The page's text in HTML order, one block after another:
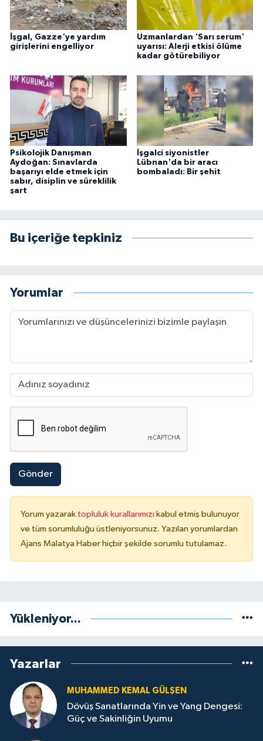
İşgal, Gazze'ye yardım
girişlerini engelliyor
Uzmanlardan 'Sarı serum'
uyarısı: Alerji etkisi ölüme
kadar götürebiliyor
Psikolojik Danışman
Aydoğan: Sınavlarda
başarıyı elde etmek için
sabır, disiplin ve süreklilik
şart
İşgalci siyonistler
Lübnan'da bir aracı
bombaladı: Bir şehit
Bu içeriğe tepkiniz
Yorumlar
Gönder
Yorum yazarak topluluk kurallarımızı kabul etmiş bulunuyor
ve tüm sorumluluğu üstleniyorsunuz. Yazılan yorumlardan
Ajans Malatya Haber hiçbir şekilde sorumlu tutulamaz.
Yükleniyor...
Yazarlar
MUHAMMED KEMAL GÜLŞEN
Dövüş Sanatlarında Yin ve Yang Dengesi:
Güç ve Sakinliğin Uyumu